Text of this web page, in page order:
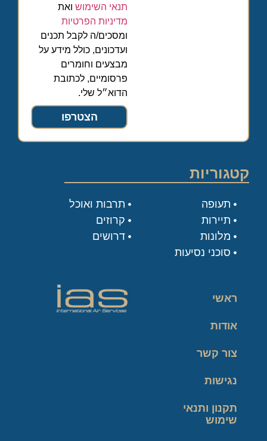
תנאי השימוש ואת
מדיניות הפרטיות
ומסכים/ה לקבל תכנים
ועדכונים, כולל מידע על
מבצעים וחומרים
פרסומיים, לכתובת
הדוא״ל שלי.
הצטרפו
קטגוריות
תעופה
תיירות
מלונות
סוכני נסיעות
תרבות ואוכל
קרוזים
דרושים
ראשי
אודות
צור קשר
נגישות
תקנון ותנאי
שימוש